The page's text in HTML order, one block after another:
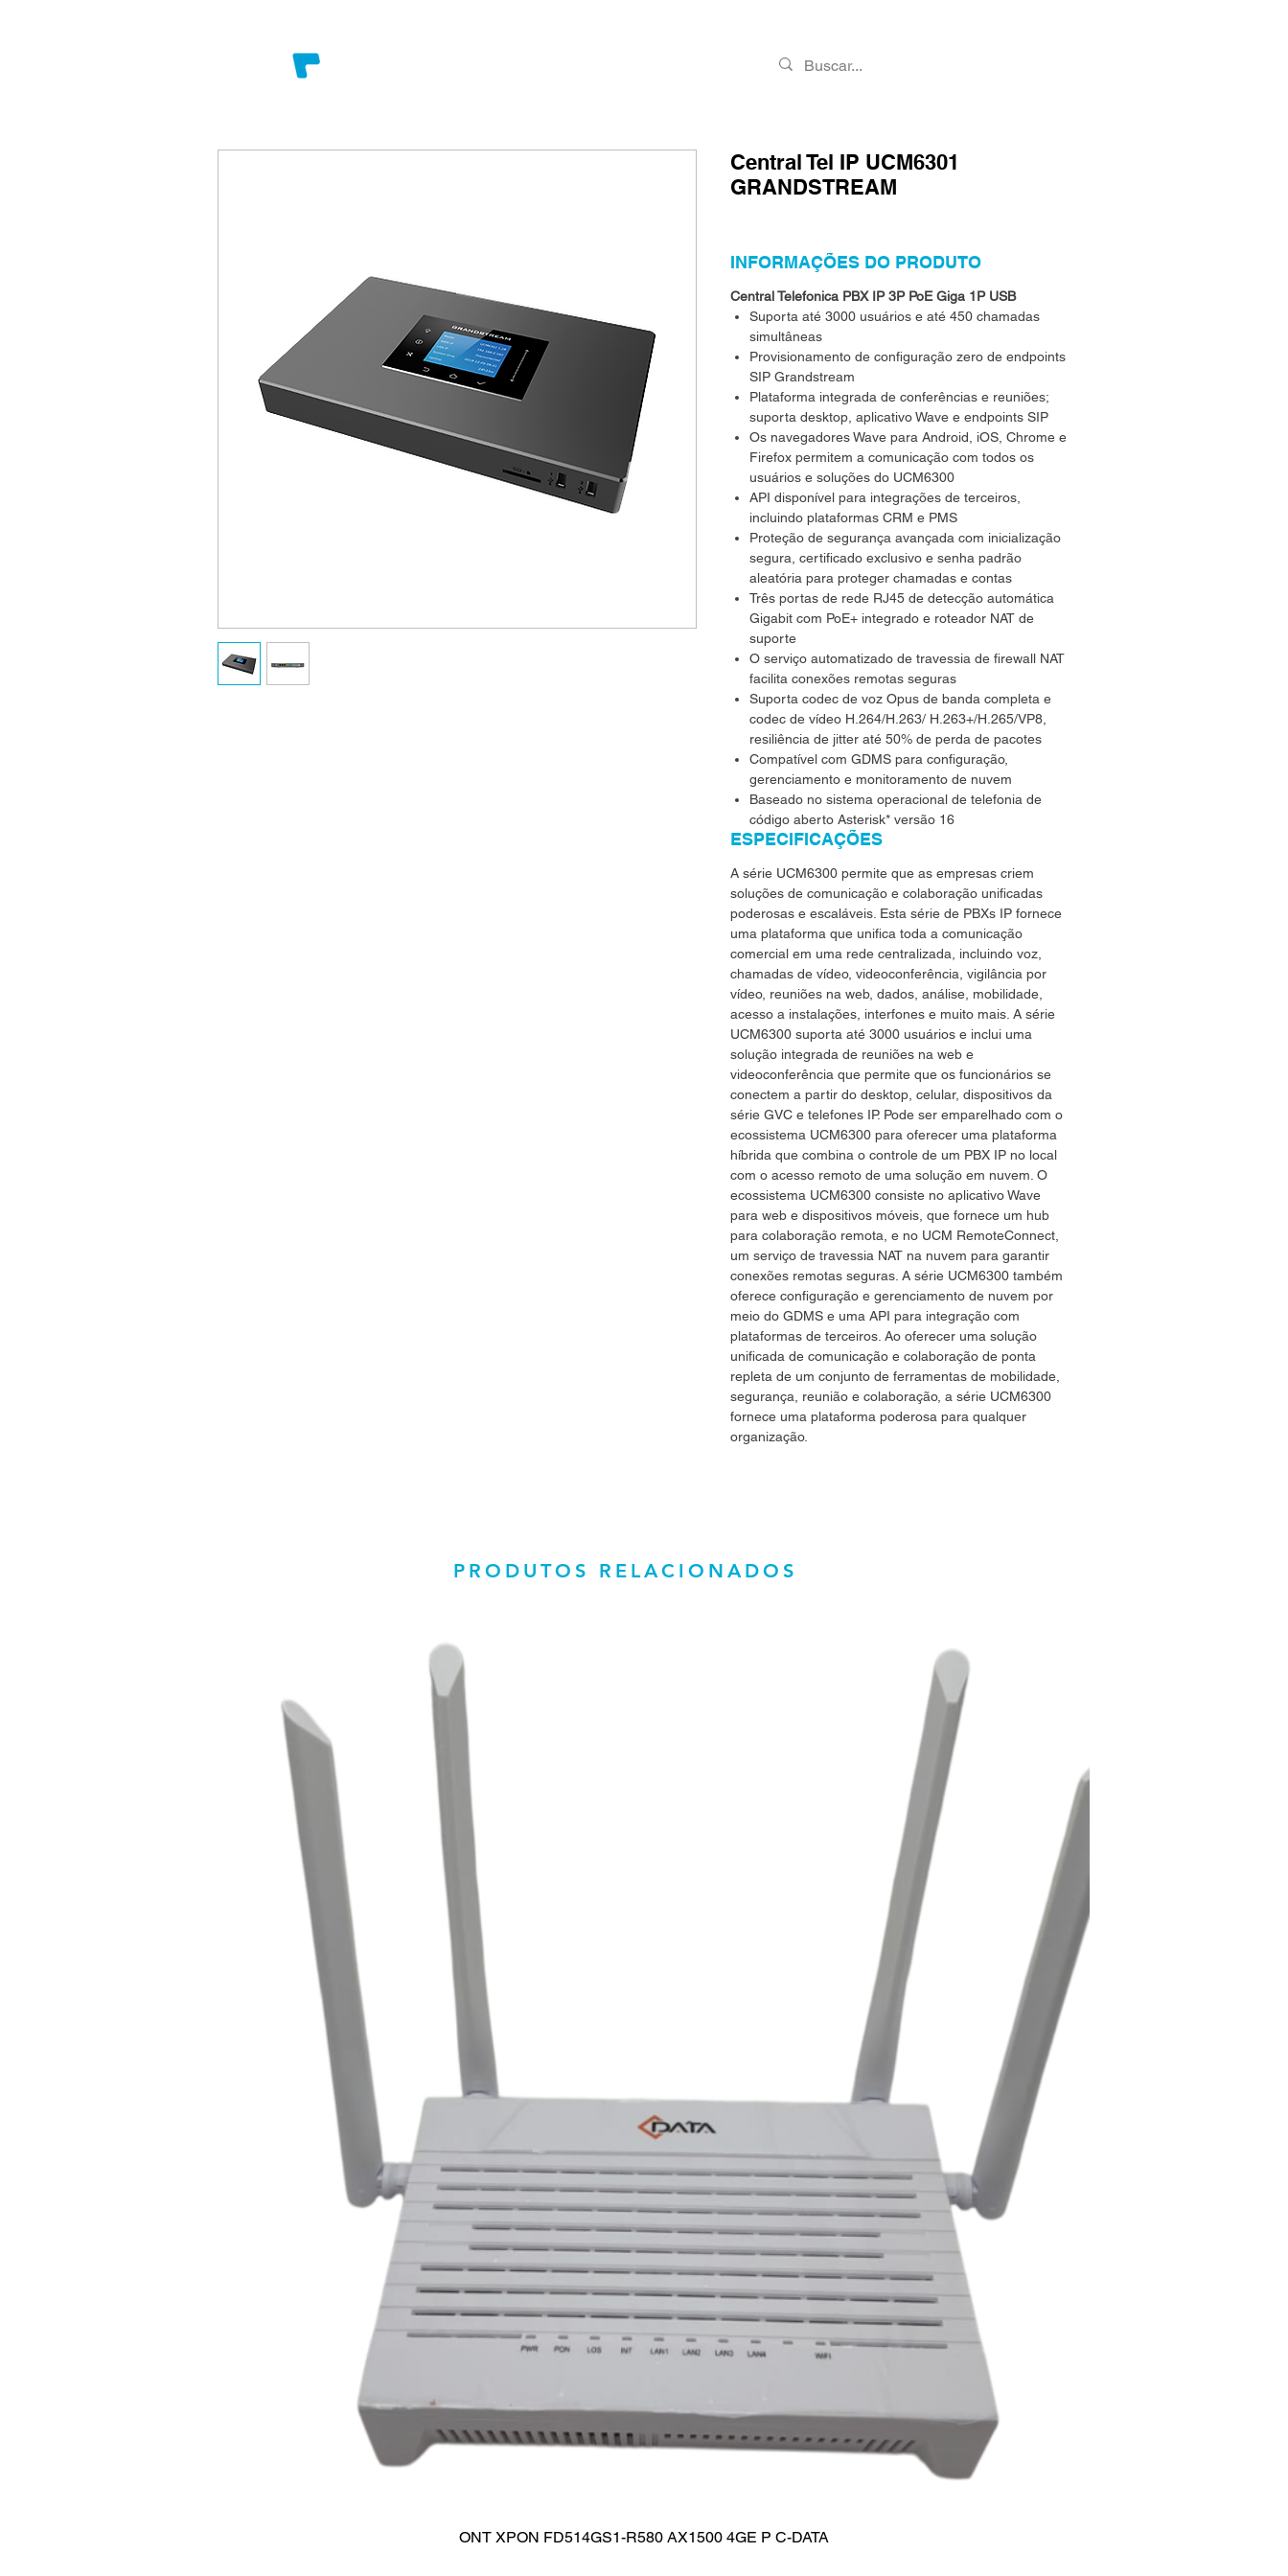
Central Tel IP UCM6301
GRANDSTREAM
INFORMAÇÕES DO PRODUTO
Central Telefonica PBX IP 3P PoE Giga 1P USB
Suporta até 3000 usuários e até 450 chamadas
simultâneas
Provisionamento de configuração zero de endpoints
SIP Grandstream
Plataforma integrada de conferências e reuniões;
suporta desktop, aplicativo Wave e endpoints SIP
Os navegadores Wave para Android, iOS, Chrome e
Firefox permitem a comunicação com todos os
usuários e soluções do UCM6300
API disponível para integrações de terceiros,
incluindo plataformas CRM e PMS
Proteção de segurança avançada com inicialização
segura, certificado exclusivo e senha padrão
aleatória para proteger chamadas e contas
Três portas de rede RJ45 de detecção automática
Gigabit com PoE+ integrado e roteador NAT de
suporte
O serviço automatizado de travessia de firewall NAT
facilita conexões remotas seguras
Suporta codec de voz Opus de banda completa e
codec de vídeo H.264/H.263/ H.263+/H.265/VP8,
resiliência de jitter até 50% de perda de pacotes
Compatível com GDMS para configuração,
gerenciamento e monitoramento de nuvem
Baseado no sistema operacional de telefonia de
código aberto Asterisk* versão 16
ESPECIFICAÇÕES
A série UCM6300 permite que as empresas criem
soluções de comunicação e colaboração unificadas
poderosas e escaláveis. Esta série de PBXs IP fornece
uma plataforma que unifica toda a comunicação
comercial em uma rede centralizada, incluindo voz,
chamadas de vídeo, videoconferência, vigilância por
vídeo, reuniões na web, dados, análise, mobilidade,
acesso a instalações, interfones e muito mais. A série
UCM6300 suporta até 3000 usuários e inclui uma
solução integrada de reuniões na web e
videoconferência que permite que os funcionários se
conectem a partir do desktop, celular, dispositivos da
série GVC e telefones IP. Pode ser emparelhado com o
ecossistema UCM6300 para oferecer uma plataforma
híbrida que combina o controle de um PBX IP no local
com o acesso remoto de uma solução em nuvem. O
ecossistema UCM6300 consiste no aplicativo Wave
para web e dispositivos móveis, que fornece um hub
para colaboração remota, e no UCM RemoteConnect,
um serviço de travessia NAT na nuvem para garantir
conexões remotas seguras. A série UCM6300 também
oferece configuração e gerenciamento de nuvem por
meio do GDMS e uma API para integração com
plataformas de terceiros. Ao oferecer uma solução
unificada de comunicação e colaboração de ponta
repleta de um conjunto de ferramentas de mobilidade,
segurança, reunião e colaboração, a série UCM6300
fornece uma plataforma poderosa para qualquer
organização.
PRODUTOS RELACIONADOS
Visualização rápida
ONT XPON FD514GS1-R580 AX1500 4GE P C-DATA